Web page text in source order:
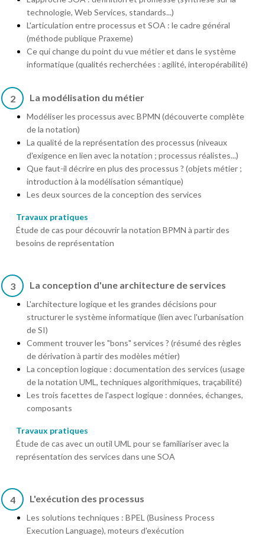
technologie, Web Services, standards...)
L'articulation entre processus et SOA : le cadre général
(méthode publique Praxeme)
Ce qui change du point du vue métier et dans le système
informatique (qualités recherchées : agilité, interopérabilité)
2 La modélisation du métier
Modéliser les processus avec BPMN (découverte complète
de la notation)
La qualité de la représentation des processus (niveaux
d'exigence en lien avec la notation ; processus réalistes...)
Que faut-il décrire en plus des processus ? (objets métier ;
introduction à la modélisation sémantique)
Les deux sources de la conception des services
Travaux pratiques
Étude de cas pour découvrir la notation BPMN à partir des
besoins de représentation
3 La conception d'une architecture de services
L'architecture logique et les grandes décisions pour
structurer le système informatique (lien avec l'urbanisation
de SI)
Comment trouver les "bons" services ? (résumé des règles
de dérivation à partir des modèles métier)
La conception logique : documentation des services (usage
de la notation UML, techniques algorithmiques, traçabilité)
Les trois facettes de l'aspect logique : données, échanges,
composants
Travaux pratiques
Étude de cas avec un outil UML pour se familiariser avec la
représentation des services dans une SOA
4 L'exécution des processus
Les solutions techniques : BPEL (Business Process
Execution Language), moteurs d'exécution